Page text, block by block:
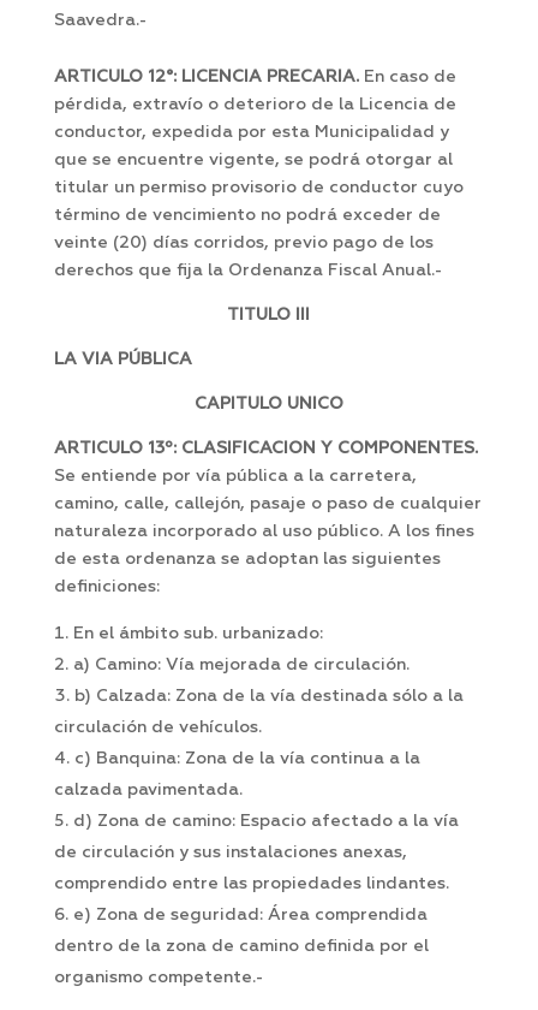
Saavedra.-
ARTICULO 12°: LICENCIA PRECARIA. En caso de
pérdida, extravío o deterioro de la Licencia de
conductor, expedida por esta Municipalidad y
que se encuentre vigente, se podrá otorgar al
titular un permiso provisorio de conductor cuyo
término de vencimiento no podrá exceder de
veinte (20) días corridos, previo pago de los
derechos que fija la Ordenanza Fiscal Anual.-
TITULO III
LA VIA PÚBLICA
CAPITULO UNICO
ARTICULO 13º: CLASIFICACION Y COMPONENTES.
Se entiende por vía pública a la carretera,
camino, calle, callejón, pasaje o paso de cualquier
naturaleza incorporado al uso público. A los fines
de esta ordenanza se adoptan las siguientes
definiciones:
En el ámbito sub. urbanizado:
a) Camino: Vía mejorada de circulación.
b) Calzada: Zona de la vía destinada sólo a la
circulación de vehículos.
c) Banquina: Zona de la vía continua a la
calzada pavimentada.
d) Zona de camino: Espacio afectado a la vía
de circulación y sus instalaciones anexas,
comprendido entre las propiedades lindantes.
e) Zona de seguridad: Área comprendida
dentro de la zona de camino definida por el
organismo competente.-